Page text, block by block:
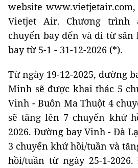
website
Vietjet Air. Chương trình
chuyến bay đến và đi từ
bay từ 5-1 - 31-12-2026 (*).
Từ ngày 19-12-2025, đường
Minh sẽ được khai thác 5
Vinh - Buôn Ma Thuột 4
sẽ tăng lên 7 chuyến khứ
2026. Đường bay Vinh - Đà
3 chuyến khứ hồi/tuần và
hồi/tuần từ ngày 25-1-